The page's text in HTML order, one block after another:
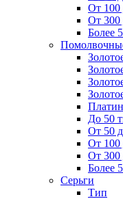
От 100
От 300
Более
До 50
От 50
От 100
От 300
Более
Серьги
Тип